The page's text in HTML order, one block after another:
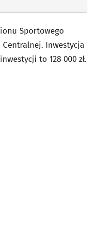
Sportowego
Inwestycja
to 128 000 zł.